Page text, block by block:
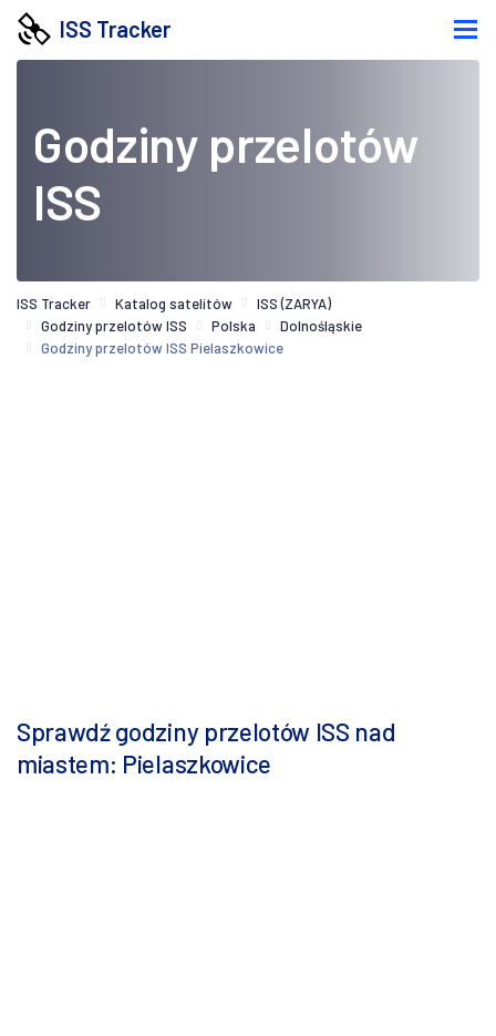
ISS Tracker
Godziny przelotów
ISS
ISS Tracker Katalog satelitów
ISS (ZARYA)
Godziny przelotów ISS
Polska
Dolnośląskie
Godziny przelotów ISS Pielaszkowice
Sprawdź godziny przelotów ISS nad
miastem: Pielaszkowice